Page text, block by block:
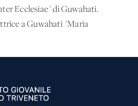
Ecclesiae" di Guwahati.
a Guwahati "Maria